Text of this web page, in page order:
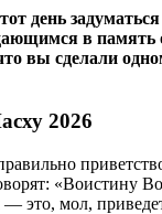
в память
вы сделали
2026
«Воистину
это, мол,